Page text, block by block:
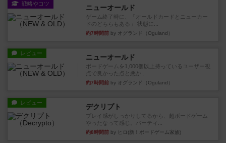
戦略やコツ ニューオールド
ゲーム終了時に、「オールドカードとニューカー
ドのどちらもある」 状態に...
約7時間前 by オグランド（Oguland）
レビュー ニューオールド
ボードゲームを1,000個以上持っているユーザー視
点で良かった点と悪か...
約7時間前 by オグランド（Oguland）
レビュー デクリプト
プレイ感がしっかりしてるから、超ボードゲーム
やったなって感じ。パーティ...
約8時間前 by ヒロ(新！ボードゲーム家族)